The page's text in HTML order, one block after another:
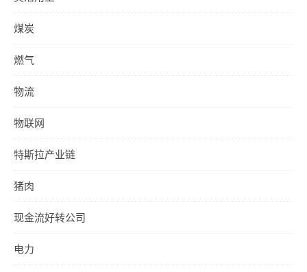
煤炭
燃气
物流
物联网
特斯拉产业链
猪肉
现金流好转公司
电力